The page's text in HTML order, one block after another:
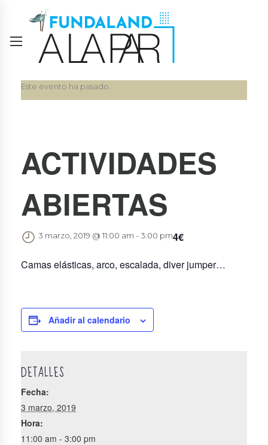
Este evento ha pasado.
ACTIVIDADES
ABIERTAS
3 marzo, 2019 @ 11:00 am - 3:00 pm4€
Camas elásticas, arco, escalada, diver jumper…
Añadir al calendario
DETALLES
Fecha:
3 marzo, 2019
Hora:
11:00 am - 3:00 pm